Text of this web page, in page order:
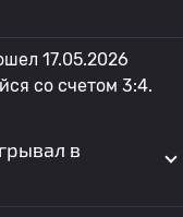
17.05.2026
со счетом 3:4.
в